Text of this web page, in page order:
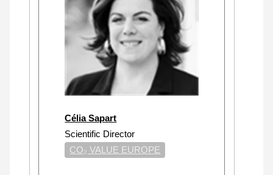
Célia Sapart
Scientific Director
CO₂ VALUE EUROPE